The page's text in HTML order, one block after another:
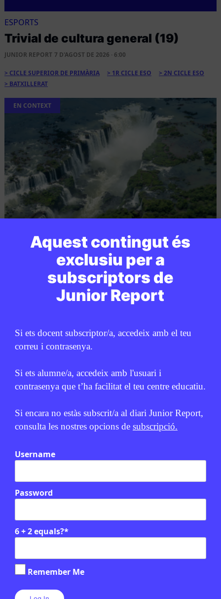
Aquest contingut és
exclusiu per a
subscriptors de
Junior Report
Si ets docent subscriptor/a, accedeix amb el teu
correu i contrasenya.
Si ets alumne/a, accedeix amb l'usuari i
contrasenya que t’ha facilitat el teu centre educatiu.
Si encara no estàs subscrit/a al diari Junior Report,
consulta les nostres opcions de subscripció.
Username
Password
6 + 2 equals?*
Remember Me
ESPORTS
Trivial de cultura general (19)
JUNIOR REPORT 7 D'AGOST DE 2026 · 6:00
CICLE SUPERIOR DE PRIMÀRIA 1R CICLE ESO
2N CICLE ESO
BATXILLERAT
EN CONTEXT
SOCIETAT/ODS
Quines són les Set Meravelles
Naturals del Món?
GEMMA CASTANYER 5 D'AGOST DE 2026 · 6:00
CICLE SUPERIOR DE PRIMÀRIA 1R CICLE ESO
2N CICLE ESO